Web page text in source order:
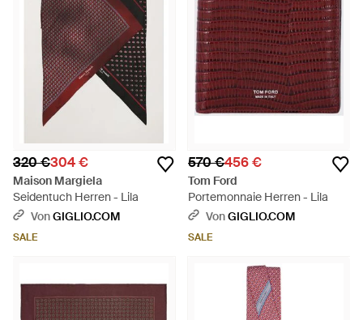
320 €304 €
Maison Margiela
Seidentuch Herren - Lila
VonGIGLIO.COM
SALE
570 €456 €
Tom Ford
Portemonnaie Herren - Lila
VonGIGLIO.COM
SALE